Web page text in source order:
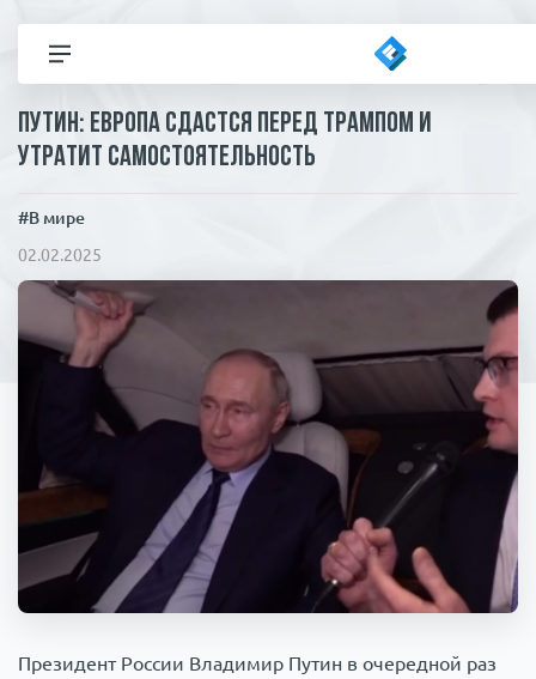
Все новости
Общество
Коронавирус
Происшествия
Путин: Европа сдастся перед Трампом и
утратит самостоятельность
#В мире
02.02.2025
Президент России Владимир Путин в очередной раз